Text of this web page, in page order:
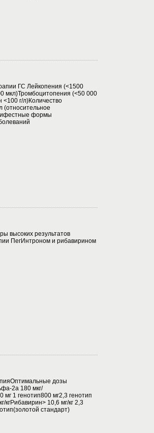
ГС Лейкопения (<1500
мкл)Тромбоцитопения (<50 000
г/л)Количество
(относительное
формы
высоких результатов
ПегИнтроном и рибавирином
дозы
2а 180 мкг/
1 генотип800 мг2,3 генотип
10,6 мг/кг 2,3
стандарт)